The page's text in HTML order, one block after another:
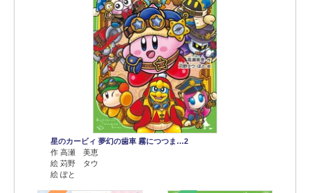
星のカービィ 夢幻の歯車 霧につつま…2
作 高瀬 美恵
絵 苅野 タウ
絵 ぽと